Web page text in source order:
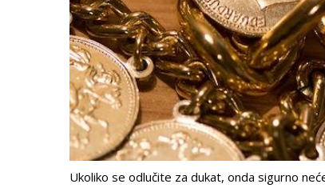
Ukoliko se odlučite za dukat, onda sigurno